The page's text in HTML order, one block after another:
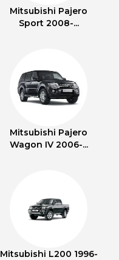
Mitsubishi Pajero
Sport 2008-...
Mitsubishi Pajero
Wagon IV 2006-...
Mitsubishi L200 1996-